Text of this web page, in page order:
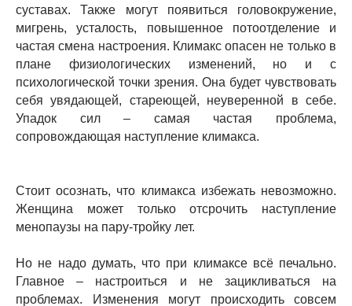
суставах. Также могут появиться головокружение,
мигрень, усталость, повышенное потоотделение и
частая смена настроения. Климакс опасен не только в
плане физиологических изменений, но и с
психологической точки зрения. Она будет чувствовать
себя увядающей, стареющей, неуверенной в себе.
Упадок сил – самая частая проблема,
сопровождающая наступление климакса.
Стоит осознать, что климакса избежать невозможно.
Женщина может только отсрочить наступление
менопаузы на пару-тройку лет.
Но не надо думать, что при климаксе всё печально.
Главное – настроиться и не зацикливаться на
проблемах. Изменения могут происходить совсем